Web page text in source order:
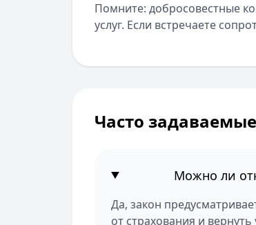
Помните: добросовестные
услуг. Если встречаете
Часто
Можно ли
Да, закон
от страхования и